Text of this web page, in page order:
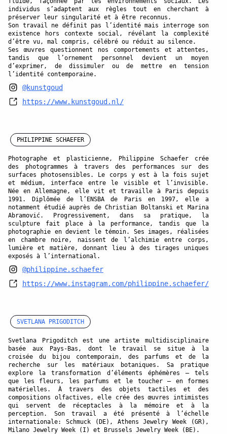
individus s’adaptent aux règles tout en cherchant à
préserver leur singularité et à être reconnus.
Son travail ne définit pas l’identité mais interroge son
existence hors contexte social, révélant la complexité
d’être vu, mal compris, célébré ou réduit au silence.
Ses œuvres questionnent nos comportements et attentes,
tandis que l’ornement personnel devient un moyen
d’exprimer, de dissimuler ou de mettre en tension
l’identité contemporaine.
@kunstgoud
https://www.kunstgoud.nl/
PHILIPPINE SCHAEFER
Photographe et plasticienne, Philippine Schaefer crée
des photogrammes à travers des performances sur des
surfaces photosensibles. Le corps y est à la fois sujet
et médium, interface entre le visible et l’invisible.
Née en Allemagne, elle vit et travaille à Paris depuis
1991. Diplômée de l’ENSBA de Paris en 1997, elle a
notamment étudié auprès de Christian Boltanski et Marina
Abramović. Progressivement, dans sa pratique, la
sculpture fait place à la performance, tandis que la
photographie en devient le témoin. Ses images, réalisées
en chambre noire, naissent de l’alchimie entre corps,
lumière et matière, donnant lieu à des tirages uniques
exposés à l’international.
@philippine.schaefer
https://www.instagram.com/philippine.schaefer/
SVETLANA PRIGODITCH
Svetlana Prigoditch est une artiste multidisciplinaire
basée aux Pays-Bas, dont le travail se situe à la
croisée du bijou contemporain, des parfums et de la
recherche sur les matériaux botaniques. Sa pratique
explore la transformation d’éléments éphémères — tels
que les fleurs, les parfums et le toucher — en formes
matérielles. À travers des objets tactiles et des
compositions olfactives, elle crée des œuvres intimistes
qui servent de réceptacles à la mémoire et à la
perception. Son travail a été présenté à l’échelle
internationale: Schmuck (DE), Athens Jewelry Week (GR),
Milano Jewelry Week (I) et Brussels Jewelry Week (BE).